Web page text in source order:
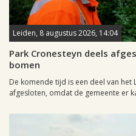
Leiden, 8 augustus 2026, 14:04
Park Cronesteyn deels
bomen
De komende tijd is een deel van het
afgesloten, omdat de gemeente er